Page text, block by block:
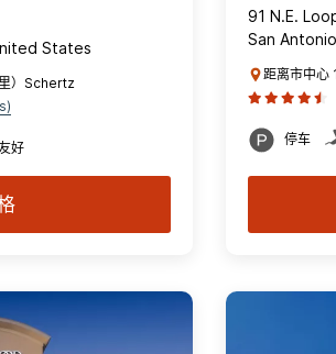
States
）Schertz
好
91 N.E.
San
距离市中心
停车